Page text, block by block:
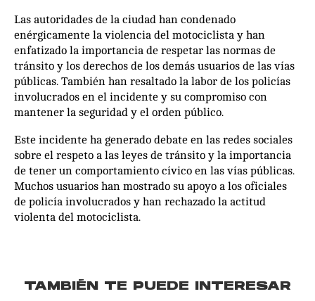
Las autoridades de la ciudad han condenado
enérgicamente la violencia del motociclista y han
enfatizado la importancia de respetar las normas de
tránsito y los derechos de los demás usuarios de las vías
públicas. También han resaltado la labor de los policías
involucrados en el incidente y su compromiso con
mantener la seguridad y el orden público.
Este incidente ha generado debate en las redes sociales
sobre el respeto a las leyes de tránsito y la importancia
de tener un comportamiento cívico en las vías públicas.
Muchos usuarios han mostrado su apoyo a los oficiales
de policía involucrados y han rechazado la actitud
violenta del motociclista.
TAMBIÉN TE PUEDE INTERESAR